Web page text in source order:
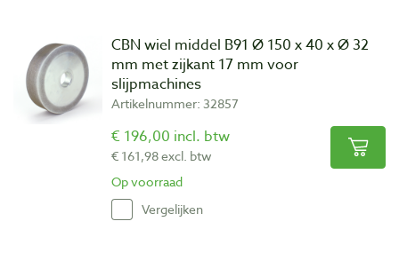
CBN wiel middel B91 Ø 150 x 40 x Ø 32
mm met zijkant 17 mm voor
slijpmachines
Artikelnummer: 32857
€ 196,00 incl. btw
€ 161,98 excl. btw
Op voorraad
Vergelijken